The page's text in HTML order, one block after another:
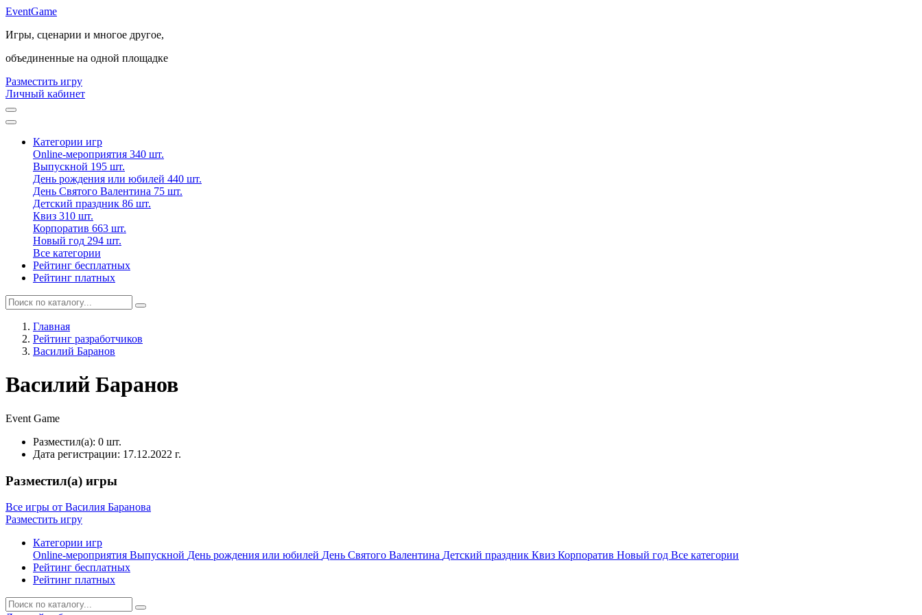
EventGame
Игры, сценарии и многое другое,
объединенные на одной площадке
Разместить игру
Личный кабинет
Категории игр
Online-мероприятия 340 шт.
Выпускной 195 шт.
День рождения или юбилей 440 шт.
День Святого Валентина 75 шт.
Детский праздник 86 шт.
Квиз 310 шт.
Корпоратив 663 шт.
Новый год 294 шт.
Все категории
Рейтинг бесплатных
Рейтинг платных
Главная
Рейтинг разработчиков
Василий Баранов
Василий Баранов
Event Game
Разместил(а): 0 шт.
Дата регистрации: 17.12.2022 г.
Разместил(а) игры
Все игры от Василия Баранова
Разместить игру
Категории игр
Online-мероприятия Выпускной День рождения или юбилей День Святого Валентина Детский праздник Квиз Корпоратив Новый год Все категории
Рейтинг бесплатных
Рейтинг платных